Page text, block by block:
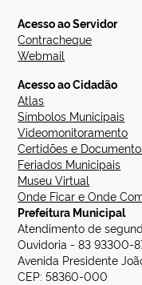
Acesso ao Servidor
Contracheque
Webmail
Acesso ao Cidadão
Atlas
Símbolos Municipais
Videomonitoramento
Certidões e
Feriados Municipais
Museu Virtual
Onde Ficar e Onde
Prefeitura Municipal
Atendimento de
Ouvidoria - 83 93300-
Avenida Presidente
CEP: 58360-000